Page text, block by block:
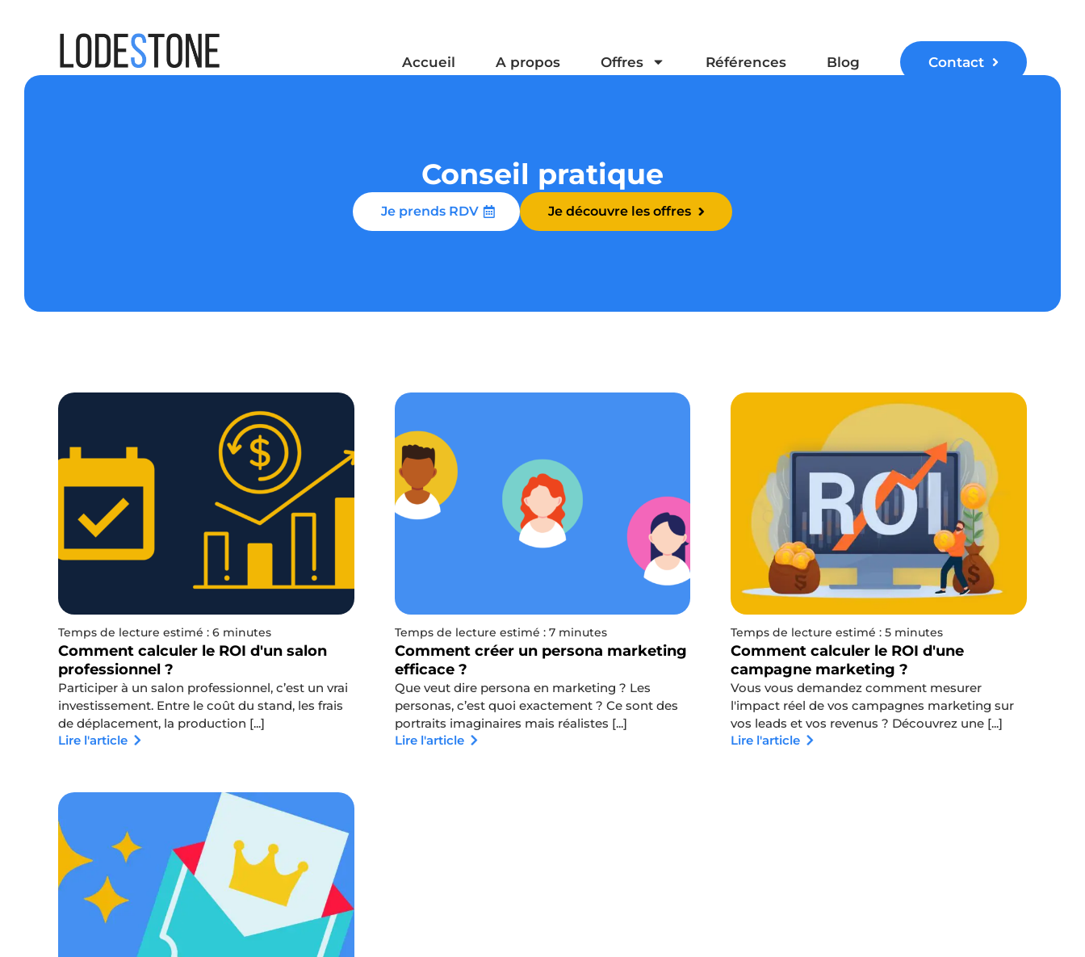
Accueil A propos Offres Références Blog Contact
Conseil pratique
Je prends RDV Je découvre les offres
Temps de lecture estimé : 6 minutes
Comment calculer le ROI d'un salon
professionnel ?
Participer à un salon professionnel, c’est un vrai
investissement. Entre le coût du stand, les frais
de déplacement, la production [...]
Lire l'article
Temps de lecture estimé : 7 minutes
Comment créer un persona marketing
efficace ?
Que veut dire persona en marketing ? Les
personas, c’est quoi exactement ? Ce sont des
portraits imaginaires mais réalistes [...]
Lire l'article
Temps de lecture estimé : 5 minutes
Comment calculer le ROI d'une
campagne marketing ?
Vous vous demandez comment mesurer
l'impact réel de vos campagnes marketing sur
vos leads et vos revenus ? Découvrez une [...]
Lire l'article